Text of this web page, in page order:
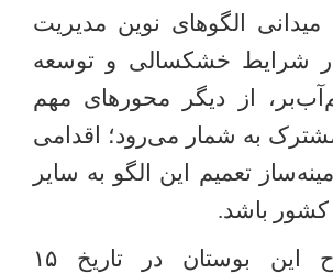
الگوهای نوین مدیریت
شرایط خشکسالی و توسعه
از دیگر محورهای مهم
به شمار می‌رود؛ اقدامی
تعمیم این الگو به سایر
باشد.
این بوستان در تاریخ ۱۵